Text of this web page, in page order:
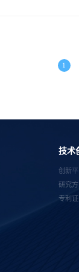
1
技术
创新平
研究方
专利